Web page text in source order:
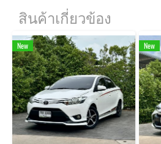
สินค้าเกี่ยวข้อง
New New